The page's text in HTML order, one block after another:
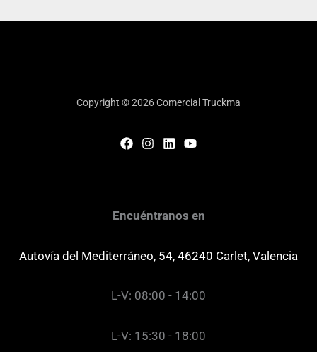
Copyright © 2026 Comercial Truckma
Encuéntranos en
Autovía del Mediterráneo, 54, 46240 Carlet, Valencia
L-V: 08:00 - 14:00
L-V: 15:30 - 18:00